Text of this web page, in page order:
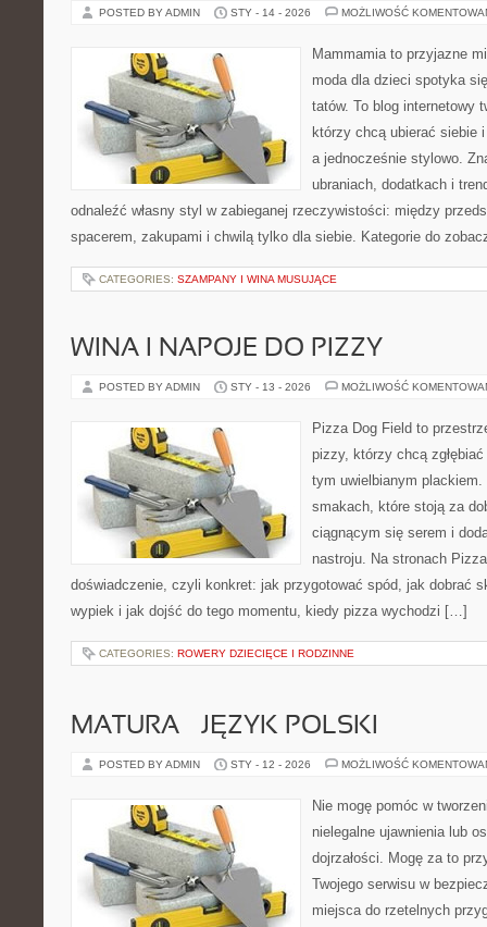
POSTED BY ADMIN STY - 14 - 2026 MOŻLIWOŚĆ
Mammamia to przyjazne
moda dla dzieci spotyka
tatów. To blog internetowy
którzy chcą ubierać siebie
a jednocześnie stylowo.
ubraniach, dodatkach i
odnaleźć własny styl w zabieganej rzeczywistości: między
spacerem, zakupami i chwilą tylko dla siebie. Kategorie do
CATEGORIES: SZAMPANY I WINA MUSUJĄCE
WINA I NAPOJE DO PIZZY
POSTED BY ADMIN STY - 13 - 2026 MOŻLIWOŚĆ
Pizza Dog Field to
pizzy, którzy chcą
tym uwielbianym
smakach, które stoją za
ciągnącym się serem i
nastroju. Na stronach
doświadczenie, czyli konkret: jak przygotować spód, jak dobrać
wypiek i jak dojść do tego momentu, kiedy pizza wychodzi […]
CATEGORIES: ROWERY DZIECIĘCE I RODZINNE
MATURA – JĘZYK POLSKI
POSTED BY ADMIN STY - 12 - 2026 MOŻLIWOŚĆ
Nie mogę pomóc w
nielegalne ujawnienia lub
dojrzałości. Mogę za to
Twojego serwisu w
miejsca do rzetelnych